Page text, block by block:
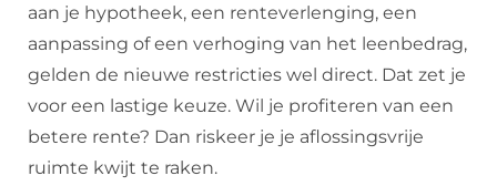
aan je hypotheek, een renteverlenging, een
aanpassing of een verhoging van het leenbedrag,
gelden de nieuwe restricties wel direct. Dat zet je
voor een lastige keuze. Wil je profiteren van een
betere rente? Dan riskeer je je aflossingsvrije
ruimte kwijt te raken.